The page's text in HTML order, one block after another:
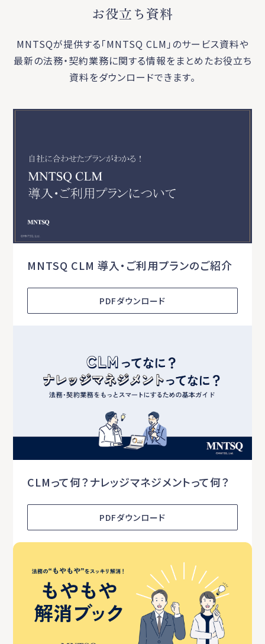
お役立ち資料
MNTSQが提供する「MNTSQ CLM」のサービス資料や
最新の法務・契約業務に関する情報をまとめたお役立ち
資料をダウンロードできます。
MNTSQ CLM 導入・ご利用プランのご紹介
PDFダウンロード
CLMって何？ナレッジマネジメントって何？
PDFダウンロード